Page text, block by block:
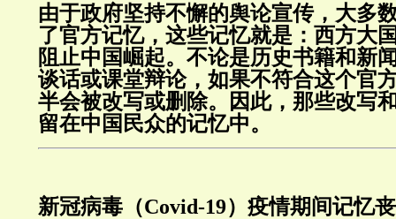
由于政府坚持不懈的舆论宣传，大多
了官方记忆，这些记忆就是：西方大
阻止中国崛起。不论是历史书籍和新
谈话或课堂辩论，如果不符合这个官
半会被改写或删除。因此，那些改写
留在中国民众的记忆中。
新冠病毒（Covid-19）疫情期间记忆